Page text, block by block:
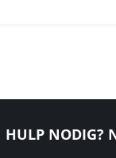
HULP NODIG?